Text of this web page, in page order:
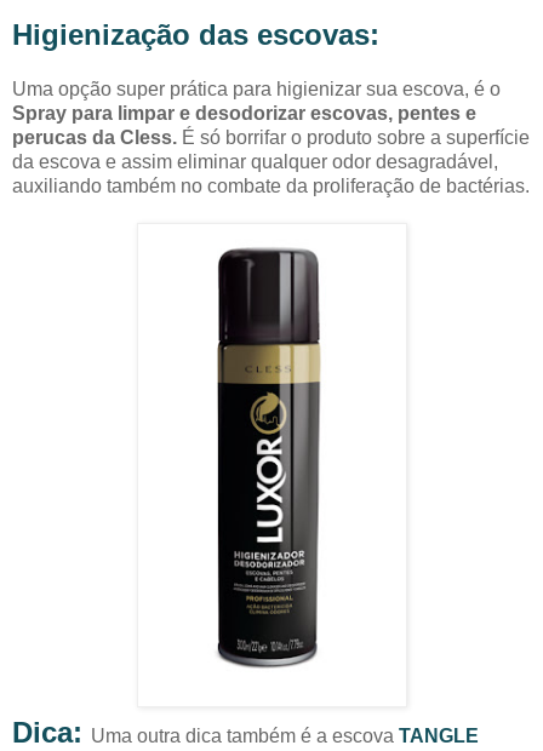
Higienização das escovas:
Uma opção super prática para higienizar sua escova, é o
Spray para limpar e desodorizar escovas, pentes e
perucas da Cless. É só borrifar o produto sobre a superfície
da escova e assim eliminar qualquer odor desagradável,
auxiliando também no combate da proliferação de bactérias.
Dica: Uma outra dica também é a escova TANGLE